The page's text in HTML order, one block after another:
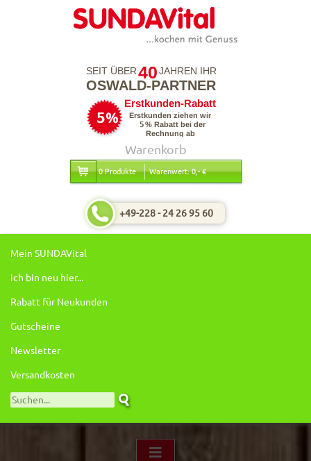
SEIT ÜBER40JAHREN IHR
OSWALD-PARTNER
Warenkorb
0 Produkte Warenwert: 0,- €
+49-228 - 24 26 95 60
Mein SUNDAVital
ich bin neu hier...
Rabatt für Neukunden
Gutscheine
Newsletter
Versandkosten